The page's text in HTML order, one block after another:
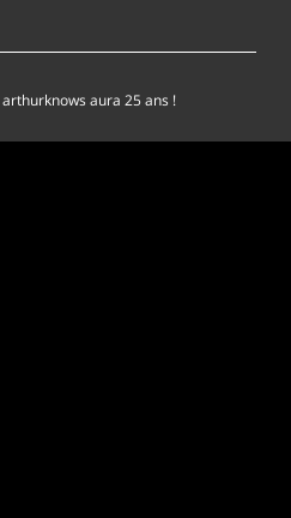
arthurknows aura 25 ans !